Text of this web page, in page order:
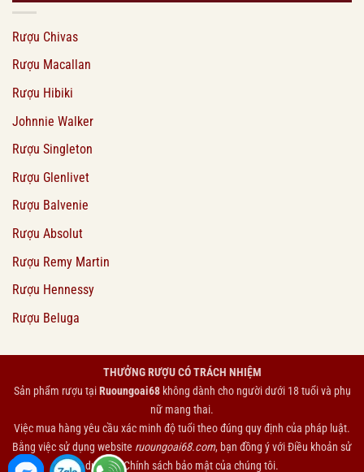
Rượu Chivas
Rượu Macallan
Rượu Hibiki
Johnnie Walker
Rượu Singleton
Rượu Glenlivet
Rượu Balvenie
Rượu Absolut
Rượu Remy Martin
Rượu Hennessy
Rượu Beluga
THƯỞNG RƯỢU CÓ TRÁCH NHIỆM
Sản phẩm rượu tạiRuoungoai68không dành cho người dưới 18 tuổi và phụ
nữ mang thai.
Việc mua hàng yêu cầu xác minh độ tuổi theo đúng quy định của pháp luật.
Bằng việc sử dụng website ruoungoai68.com, bạn đồng ý vớiĐiều khoản sử
dụng vàChính sách bảo mậtcủa chúng tôi.